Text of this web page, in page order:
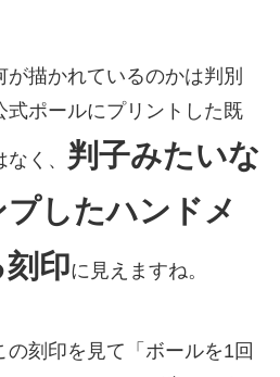
描かれているのかは判別
式ポールにプリントした既
く、
判子みたいな
したハンドメ
印に見えますね。
の刻印を見て「ボールを1回